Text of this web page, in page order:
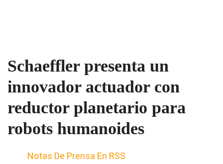
Schaeffler presenta un
innovador actuador con
reductor planetario para
robots humanoides
Notas De Prensa En RSS